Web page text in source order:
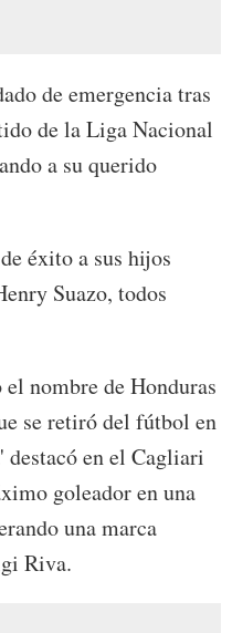
de emergencia tras
de la Liga Nacional
a su querido
éxito a sus hijos
Suazo, todos
nombre de Honduras
se retiró del fútbol en
destacó en el Cagliari
goleador en una
una marca
Riva.